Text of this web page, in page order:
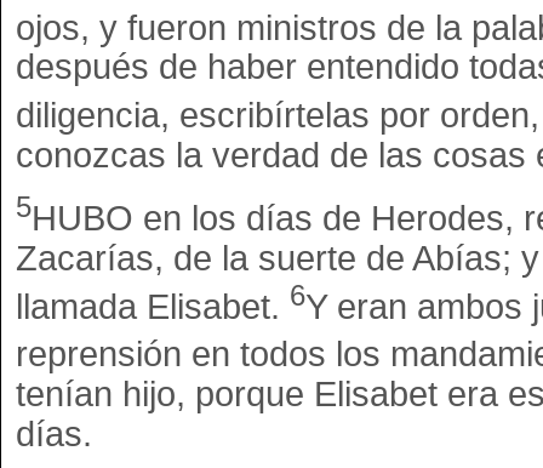
ojos, y fueron ministros de la
después de haber entendido
diligencia, escribírtelas por
conozcas la verdad de las
5HUBO en los días de Herodes,
Zacarías, de la suerte de Abías;
llamada Elisabet. 6Y eran ambos
reprensión en todos los
tenían hijo, porque Elisabet era
días.